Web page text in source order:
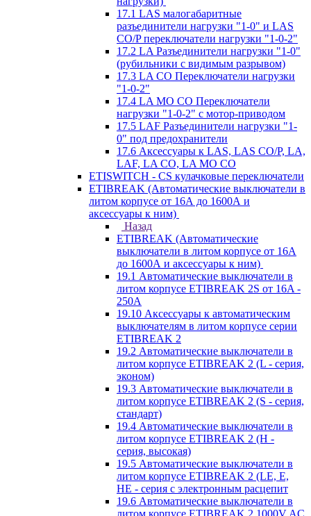
17.1 LAS малогабаритные
разъединители нагрузки "1-0" и LAS
CO/P переключатели нагрузки "1-0-2"
17.2 LA Разъединители нагрузки "1-0"
(рубильники с видимым разрывом)
17.3 LA CO Переключатели нагрузки
"1-0-2"
17.4 LA MO CO Переключатели
нагрузки "1-0-2" с мотор-приводом
17.5 LAF Разъединители нагрузки "1-
0" под предохранители
17.6 Аксессуары к LAS, LAS CO/P, LA,
LAF, LA CO, LA MO CO
ETISWITCH - CS кулачковые переключатели
ETIBREAK (Автоматические выключатели в
литом корпусе от 16А до 1600А и
аксессуары к ним)
Назад
ETIBREAK (Автоматические
выключатели в литом корпусе от 16А
до 1600А и аксессуары к ним)
19.1 Автоматические выключатели в
литом корпусе ETIBREAK 2S от 16A -
250A
19.10 Аксессуары к автоматическим
выключателям в литом корпусе серии
ETIBREAK 2
19.2 Автоматические выключатели в
литом корпусе ETIBREAK 2 (L - серия,
эконом)
19.3 Автоматические выключатели в
литом корпусе ETIBREAK 2 (S - серия,
стандарт)
19.4 Автоматические выключатели в
литом корпусе ETIBREAK 2 (H -
серия, высокая)
19.5 Автоматические выключатели в
литом корпусе ETIBREAK 2 (LE, E,
HE - серия с электронным расцепит
19.6 Автоматические выключатели в
литом корпусе ETIBREAK 2 1000V AC